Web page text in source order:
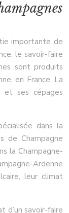
importante de
le savoir-faire
sont produits
en France. La
et ses cépages
dans la
de Champagne
la Champagne-
Ardenne
leur climat
d’un savoir-faire